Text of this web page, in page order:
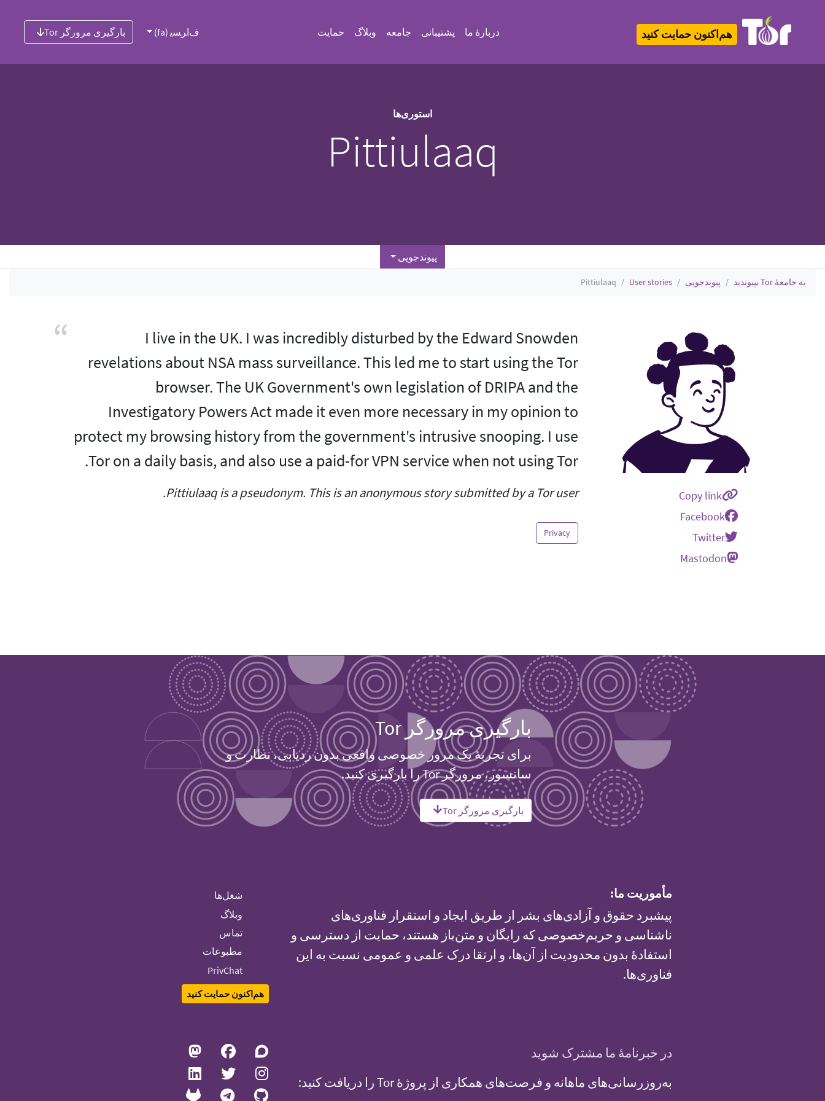
هم‌اکنون حمایت کنید دربارهٔ ما پشتیبانی جامعه وبلاگ حمایت ﻑﺍﺮﺴﯾ (fa) بارگیری مرورگر Tor
استوری‌ها
Pittiulaaq
پیوندجویی
به جامعهٔ Tor بپیوندید پیوندجویی User stories
Pittiulaaq
Copy link
Facebook
Twitter
Mastodon
I live in the UK. I was incredibly disturbed by the Edward Snowden
revelations about NSA mass surveillance. This led me to start using the Tor
browser. The UK Government's own legislation of DRIPA and the
Investigatory Powers Act made it even more necessary in my opinion to
protect my browsing history from the government's intrusive snooping. I use
Tor on a daily basis, and also use a paid-for VPN service when not using Tor.
Pittiulaaq is a pseudonym. This is an anonymous story submitted by a Tor user.
Privacy
بارگیری مرورگر Tor
برای تجربهٔ یک مرور خصوصی واقعی بدون ردیابی، نظارت و
سانسور، مرورگر Tor را بارگیری کنید.
بارگیری مرورگر Tor
مأموریت ما:
پیشبرد حقوق و آزادی‌های بشر از طریق ایجاد و استقرار فناوری‌های
ناشناسی و حریم‌خصوصی که رایگان و متن‌باز هستند، حمایت از دسترسی و
استفادهٔ بدون محدودیت از آن‌ها، و ارتقا درک علمی و عمومی نسبت به این
فناوری‌ها.
شغل‌ها
وبلاگ
تماس
مطبوعات
PrivChat
هم‌اکنون حمایت کنید
در خبرنامهٔ ما مشترک شوید
به‌روزرسانی‌های ماهانه و فرصت‌های همکاری از پروژهٔ Tor را دریافت کنید: